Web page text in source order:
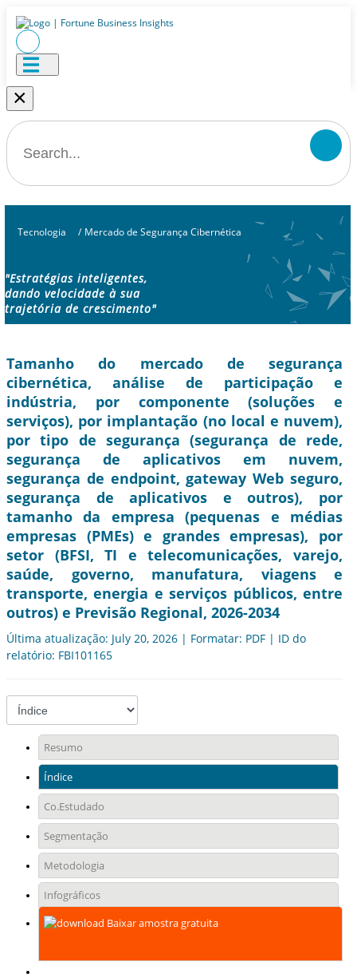
×
Tecnologia / Mercado de Segurança Cibernética
"Estratégias inteligentes,
dando velocidade à sua
trajetória de crescimento"
Tamanho do mercado de segurança
cibernética, análise de participação e
indústria, por componente (soluções e
serviços), por implantação (no local e nuvem),
por tipo de segurança (segurança de rede,
segurança de aplicativos em nuvem,
segurança de endpoint, gateway Web seguro,
segurança de aplicativos e outros), por
tamanho da empresa (pequenas e médias
empresas (PMEs) e grandes empresas), por
setor (BFSI, TI e telecomunicações, varejo,
saúde, governo, manufatura, viagens e
transporte, energia e serviços públicos, entre
outros) e Previsão Regional, 2026-2034
Última atualização: July 20, 2026 | Formatar: PDF | ID do
relatório: FBI101165
Resumo
Índice
Co.Estudado
Segmentação
Metodologia
Infográficos
Baixar amostra gratuita